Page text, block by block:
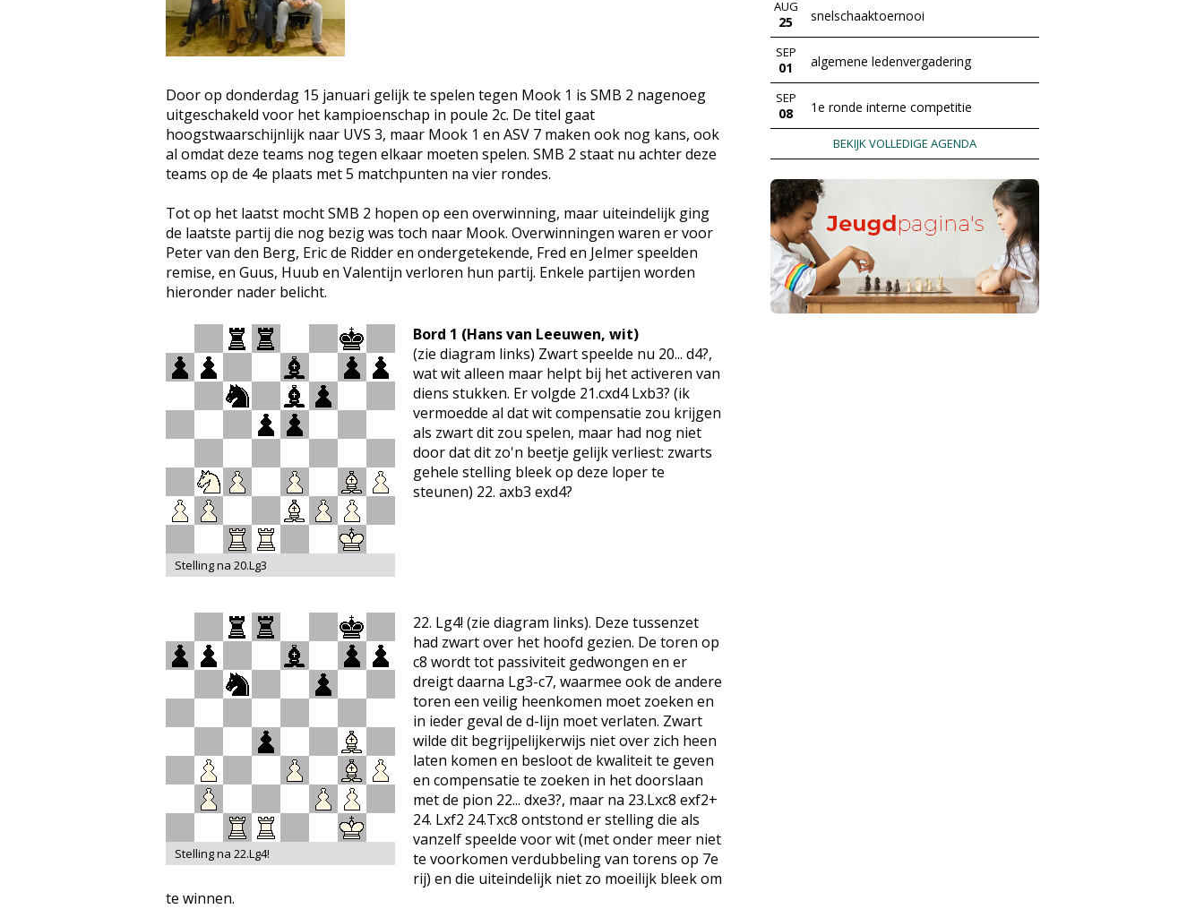
Door op donderdag 15 januari gelijk te spelen tegen Mook 1 is SMB 2 nagenoeg
uitgeschakeld voor het kampioenschap in poule 2c. De titel gaat
hoogstwaarschijnlijk naar UVS 3, maar Mook 1 en ASV 7 maken ook nog kans, ook
al omdat deze teams nog tegen elkaar moeten spelen. SMB 2 staat nu achter deze
teams op de 4e plaats met 5 matchpunten na vier rondes.
Tot op het laatst mocht SMB 2 hopen op een overwinning, maar uiteindelijk ging
de laatste partij die nog bezig was toch naar Mook. Overwinningen waren er voor
Peter van den Berg, Eric de Ridder en ondergetekende, Fred en Jelmer speelden
remise, en Guus, Huub en Valentijn verloren hun partij. Enkele partijen worden
hieronder nader belicht.
Stelling na 20.Lg3
Bord 1 (Hans van Leeuwen, wit)
(zie diagram links) Zwart speelde nu 20... d4?,
wat wit alleen maar helpt bij het activeren van
diens stukken. Er volgde 21.cxd4 Lxb3? (ik
vermoedde al dat wit compensatie zou krijgen
als zwart dit zou spelen, maar had nog niet
door dat dit zo'n beetje gelijk verliest: zwarts
gehele stelling bleek op deze loper te
steunen) 22. axb3 exd4?
Stelling na 22.Lg4!
22. Lg4! (zie diagram links). Deze tussenzet
had zwart over het hoofd gezien. De toren op
c8 wordt tot passiviteit gedwongen en er
dreigt daarna Lg3-c7, waarmee ook de andere
toren een veilig heenkomen moet zoeken en
in ieder geval de d-lijn moet verlaten. Zwart
wilde dit begrijpelijkerwijs niet over zich heen
laten komen en besloot de kwaliteit te geven
en compensatie te zoeken in het doorslaan
met de pion 22... dxe3?, maar na 23.Lxc8 exf2+
24. Lxf2 24.Txc8 ontstond er stelling die als
vanzelf speelde voor wit (met onder meer niet
te voorkomen verdubbeling van torens op 7e
rij) en die uiteindelijk niet zo moeilijk bleek om
te winnen.
AUG
25 snelschaaktoernooi
SEP
01 algemene ledenvergadering
SEP
08 1e ronde interne competitie
BEKIJK VOLLEDIGE AGENDA